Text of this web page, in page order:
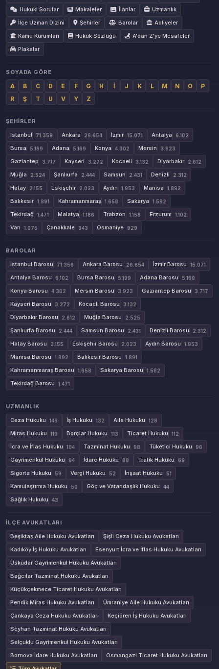
Hukuki Sorular
Makaleler İlanlar
Uzmanlık
İlçe Uzman Dizini
Şehirler Barolar
Adliyeler
Kamu Kurumları
Hukuk Sözlüğü
A'dan Z'ye Mesafeler
Plakalar
SOYADA GÖRE
A B C D E F G H İ J K L M N O
P
R
Ş T U V Y Z
ŞEHIRLER
İstanbul
71.359 Ankara 26.654 İzmir 15.071 Antalya 6.102
Bursa 5.199 Adana 5.169 Konya 4.302 Mersin 3.923
Gaziantep 3.717 Kayseri 3.272 Kocaeli 3.132 Diyarbakır 2.612
Muğla 2.524 Şanlıurfa 2.444 Samsun 2.431 Denizli 2.312
Hatay 2.155 Eskişehir 2.023 Aydın 1.953 Manisa 1.892
Balıkesir 1.891 Kahramanmaraş 1.658 Sakarya 1.582
Tekirdağ 1.471 Malatya 1.186 Trabzon 1.158 Erzurum 1.102
Van 1.075 Çanakkale 943 Osmaniye 929
BAROLAR
İstanbul Barosu
71.356 Ankara Barosu 26.654 İzmir Barosu 15.071
Antalya Barosu 6.102 Bursa Barosu 5.199 Adana Barosu 5.169
Konya Barosu 4.302 Mersin Barosu 3.923 Gaziantep Barosu 3.717
Kayseri Barosu 3.272 Kocaeli Barosu 3.132
Diyarbakır Barosu 2.612 Muğla Barosu 2.525
Şanlıurfa Barosu 2.444 Samsun Barosu 2.431 Denizli Barosu 2.312
Hatay Barosu 2.155 Eskişehir Barosu 2.023 Aydın Barosu 1.953
Manisa Barosu 1.892 Balıkesir Barosu 1.891
Kahramanmaraş Barosu 1.658 Sakarya Barosu 1.582
Tekirdağ Barosu 1.471
UZMANLIK
Ceza Hukuku
146 İş Hukuku 132 Aile Hukuku 128
Miras Hukuku 119 Borçlar Hukuku 113 Ticaret Hukuku 112
İcra ve İflas Hukuku 104 Tazminat Hukuku 98 Tüketici Hukuku 96
Gayrimenkul Hukuku 94 İdare Hukuku 88 Trafik Hukuku 69
Sigorta Hukuku 59 Vergi Hukuku 52 İnşaat Hukuku 51
Kamulaştırma Hukuku 50 Göç ve Vatandaşlık Hukuku 44
Sağlık Hukuku 43
İLÇE AVUKATLARI
Beşiktaş Aile Hukuku Avukatları
Şişli Ceza Hukuku Avukatları
Kadıköy İş Hukuku Avukatları
Esenyurt İcra ve İflas Hukuku Avukatları
Üsküdar Gayrimenkul Hukuku Avukatları
Bağcılar Tazminat Hukuku Avukatları
Küçükçekmece Ticaret Hukuku Avukatları
Pendik Miras Hukuku Avukatları
Ümraniye Aile Hukuku Avukatları
Çankaya Ceza Hukuku Avukatları
Keçiören İş Hukuku Avukatları
Seyhan Tazminat Hukuku Avukatları
Selçuklu Gayrimenkul Hukuku Avukatları
Bornova İdare Hukuku Avukatları
Osmangazi Ticaret Hukuku Avukatları